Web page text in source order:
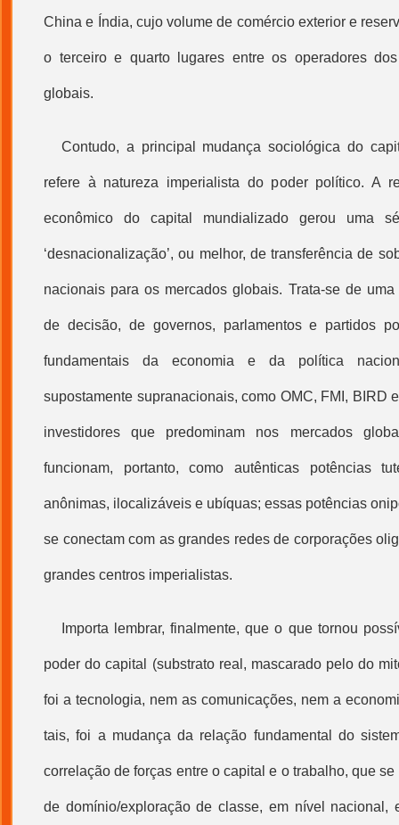
China e Índia, cujo volume de comércio exterior e
o terceiro e quarto lugares entre os operadores
globais.
Contudo, a principal mudança sociológica do
refere à natureza imperialista do poder político. A
econômico do capital mundializado gerou uma
‘desnacionalização’, ou melhor, de transferência de
nacionais para os mercados globais. Trata-se de
de decisão, de governos, parlamentos e partidos
fundamentais da economia e da política
supostamente supranacionais, como OMC, FMI, BIRD
investidores que predominam nos mercados
funcionam, portanto, como autênticas potências
anônimas, ilocalizáveis e ubíquas; essas potências
se conectam com as grandes redes de corporações
grandes centros imperialistas.
Importa lembrar, finalmente, que o que tornou
poder do capital (substrato real, mascarado pelo do
foi a tecnologia, nem as comunicações, nem a
tais, foi a mudança da relação fundamental do
correlação de forças entre o capital e o trabalho, que
de domínio/exploração de classe, em nível nacional,